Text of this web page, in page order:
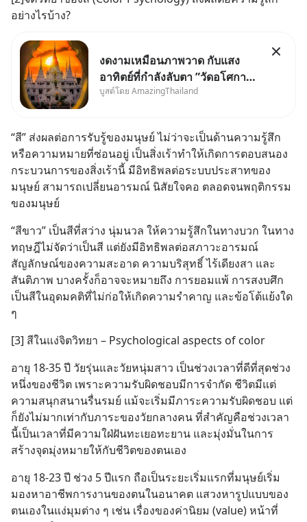
อย่างไรบ้าง?
งดงามเหมือนภาพวาด กับแสง
อาทิตย์ที่กำลังลับตา ”วัดอโศกา
ราม” จ.สมุทรปราการ
บูสต์โดย AmazingThailand
“สี” ส่งผลต่อการรับรู้ของมนุษย์ ไม่ว่าจะเป็นด้านความรู้สึก
หรือความหมายที่ซ่อนอยู่ เป็นสิ่งเร้าทำให้เกิดการตอบสนอง
กระบวนการของสิ่งเร้านี้ มีอิทธิพลต่อระบบประสาทของ
มนุษย์ สามารถเปลี่ยนอารมณ์ นิสัยใจคอ ตลอดจนพฤติกรรม
ของมนุษย์
“สีขาว” เป็นสีที่สว่าง นุ่มนวล ให้ความรู้สึกในทางบวก ในทาง
ทฤษฎีไม่จัดว่าเป็นสี แต่ยังมีอิทธิพลต่อสภาวะอารมณ์
สัญลักษณ์ของความสะอาด ความบริสุทธิ์ ไร้เดียงสา และ
สันติภาพ บางครั้งก็อาจจะหมายถึง การยอมแพ้ การสงบศึก
เป็นสีในอุดมคติที่ไม่ก่อให้เกิดความรำคาญ และข้อโต้แย้งใด
ๆ
[3] สีในแง่จิตวิทยา – Psychological aspects of color
อายุ 18-35 ปี วัยรุ่นและวัยหนุ่มสาว เป็นช่วงเวลาที่ดีที่สุดช่วง
หนึ่งของชีวิต เพราะความรับผิดชอบมีการจำกัด ชีวิตมีแต่
ความสนุกสนานรื่นรมย์ แม้จะเริ่มมีภาระความรับผิดชอบ แต่
ก็ยังไม่มากเท่ากับภาระของวัยกลางคน ที่สำคัญคือช่วงเวลา
นี้เป็นเวลาที่มีความใฝ่ฝันทะเยอทะยาน และมุ่งมั่นในการ
สร้างจุดมุ่งหมายให้กับชีวิตของตนเอง
อายุ 18-23 ปี ช่วง 5 ปีแรก ถือเป็นระยะเริ่มแรกที่มนุษย์เริ่ม
มองหาอาชีพการงานของตนในอนาคต แสวงหารูปแบบของ
ตนเองในแง่มุมต่าง ๆ เช่น เรื่องของค่านิยม (value) หน้าที่